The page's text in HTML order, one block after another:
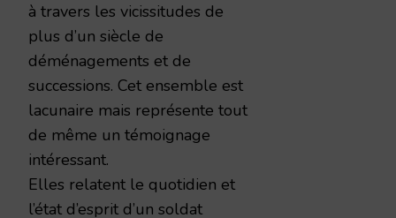
à travers les vicissitudes de
plus d’un siècle de
déménagements et de
successions. Cet ensemble est
lacunaire mais représente tout
de même un témoignage
intéressant.
Elles relatent le quotidien et
l’état d’esprit d’un soldat